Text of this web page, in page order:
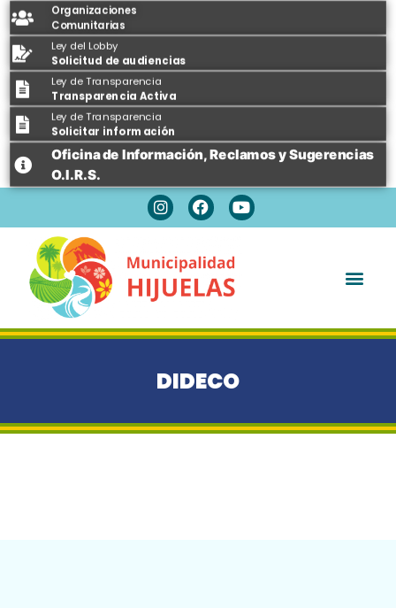
Organizaciones
Comunitarias
Ley del Lobby
Solicitud de audiencias
Ley de Transparencia
Transparencia Activa
Ley de Transparencia
Solicitar información
Oficina de Información, Reclamos y Sugerencias
O.I.R.S.
DIDECO